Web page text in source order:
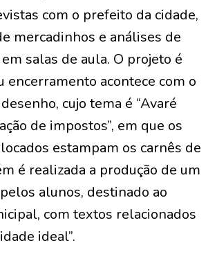
com o prefeito da cidade,
mercadinhos e análises de
salas de aula. O projeto é
encerramento acontece com o
cujo tema é “Avaré
de impostos”, em que os
estampam os carnês de
é realizada a produção de um
alunos, destinado ao
com textos relacionados
ideal”.